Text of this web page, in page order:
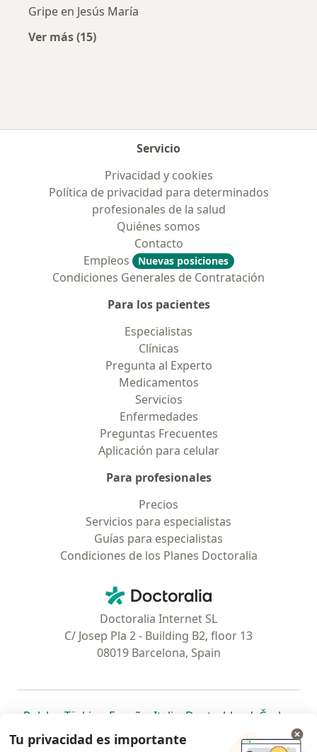
Gripe en Jesús María
Ver más (15)
Servicio
Privacidad y cookies
Política de privacidad para determinados
profesionales de la salud
Quiénes somos
Contacto
Empleos
Nuevas posiciones
Condiciones Generales de Contratación
Para los pacientes
Especialistas
Clínicas
Pregunta al Experto
Medicamentos
Servicios
Enfermedades
Preguntas Frecuentes
Aplicación para celular
Para profesionales
Precios
Servicios para especialistas
Guías para especialistas
Condiciones de los Planes Doctoralia
Doctoralia - Página de inicio
Doctoralia Internet SL
C/ Josep Pla 2 - Building B2, floor 13
08019 Barcelona, Spain
Polska se abre en una nueva pestaña
Türkiye se abre en una nueva pestaña
España se abre en una nueva pestaña
Italia se abre en una nueva
Deutschlandse abre en
Česko
Portugal
se abre en una nueva pestaña
México se abre en una nueva pestaña
Chile se abre en una nueva pestaña
Brasil se abre en una nueva
se abre en
se
Tu privacidad es importante